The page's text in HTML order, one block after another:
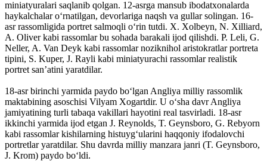
miniatyuralari saqlanib qolgan. 12-asrga mansub ibodatxonalarda
haykalchalar oʻrnatilgan, devorlariga naqsh va gullar solingan. 16-
asr rassomligida portret salmoqli oʻrin tutdi. X. Xolbeyn, N. Xilliard,
A. Oliver kabi rassomlar bu sohada barakali ijod qilishdi. P. Leli, G.
Neller, A. Van Deyk kabi rassomlar noziknihol aristokratlar portreta
tipini, S. Kuper, J. Rayli kabi miniatyurachi rassomlar realistik
portret sanʼatini yaratdilar.
18-asr birinchi yarmida paydo boʻlgan Angliya milliy rassomlik
maktabining asoschisi Vilyam Xogartdir. U oʻsha davr Angliya
jamiyatining turli tabaqa vakillari hayotini real tasvirladi. 18-asr
ikkinchi yarmida ijod etgan J. Reynolds, T. Geynsboro, G. Rebyorn
kabi rassomlar kishilarning histuygʻularini haqqoniy ifodalovchi
portretlar yaratdilar. Shu davrda milliy manzara janri (T. Geynsboro,
J. Krom) paydo boʻldi.